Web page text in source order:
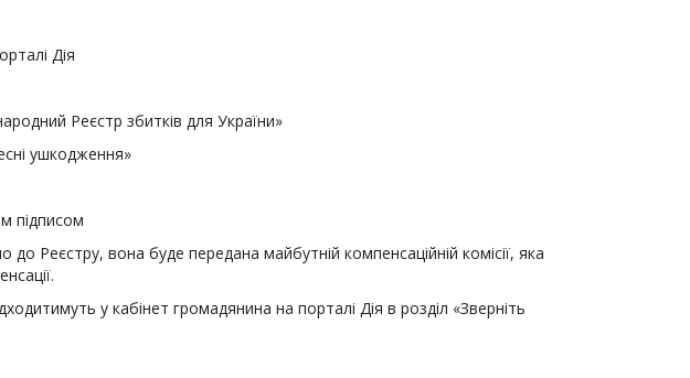
Дія
Реєстр збитків для України»
ушкодження»
підписом
Реєстру, вона буде передана майбутній компенсаційній комісії, яка
у кабінет громадянина на порталі Дія в розділ «Зверніть